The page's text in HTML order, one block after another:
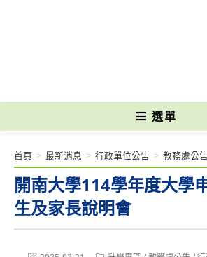
選單
開南大學114學年度大學
生及家長說明會
首頁 > 最新消息 > 行政單位公告 > 教務處公告